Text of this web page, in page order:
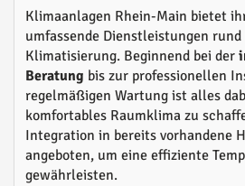
Klimaanlagen Rhein-Main bietet
umfassende Dienstleistungen rund
Klimatisierung. Beginnend bei der
Beratung bis zur professionellen
regelmäßigen Wartung ist alles
komfortables Raumklima zu
Integration in bereits vorhandene
angeboten, um eine effiziente
gewährleisten.